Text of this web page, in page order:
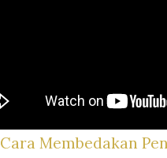
Cara Membedakan